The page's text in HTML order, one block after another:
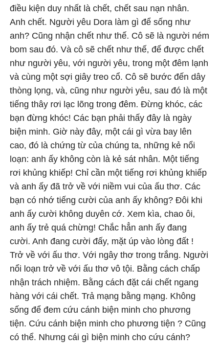
điều kiện duy nhất là chết, chết sau nạn nhân.
Anh chết. Người yêu Dora làm gì để sống như
anh? Cũng nhận chết như thế. Cô sẽ là người ném
bom sau đó. Và cô sẽ chết như thế, để được chết
như người yêu, với người yêu, trong một đêm lạnh
và cùng một sợi giây treo cổ. Cô sẽ bước đến dây
thòng lọng, và, cũng như người yêu, sau đó là một
tiếng thây rơi lạc lõng trong đêm. Đừng khóc, các
bạn đừng khóc! Các bạn phải thấy đây là ngày
biện minh. Giờ này đây, một cái gì vừa bay lên
cao, đó là chứng từ của chúng ta, những kẻ nổi
loạn: anh ấy không còn là kẻ sát nhân. Một tiếng
rơi khủng khiếp! Chỉ cần một tiếng rơi khủng khiếp
và anh ấy đã trở về với niềm vui của ấu thơ. Các
bạn có nhớ tiếng cười của anh ấy không? Đôi khi
anh ấy cười không duyên cớ. Xem kìa, chao ôi,
anh ấy trẻ quá chừng! Chắc hẳn anh ấy đang
cười. Anh đang cười đấy, mặt úp vào lòng đất !
Trở về với ấu thơ. Với ngây thơ trong trắng. Người
nổi loạn trở về với ấu thơ vô tội. Bằng cách chấp
nhận trách nhiệm. Bằng cách đặt cái chết ngang
hàng với cái chết. Trả mạng bằng mạng. Không
sống để đem cứu cánh biện minh cho phương
tiện. Cứu cánh biện minh cho phương tiện ? Cũng
có thể. Nhưng cái gì biện minh cho cứu cánh?